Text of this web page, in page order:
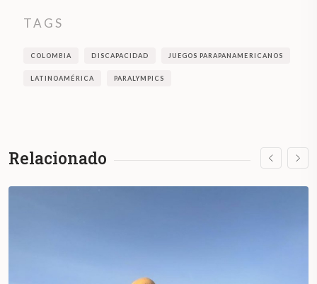
TAGS
COLOMBIA DISCAPACIDAD JUEGOS PARAPANAMERICANOS
LATINOAMÉRICA PARALYMPICS
Relacionado